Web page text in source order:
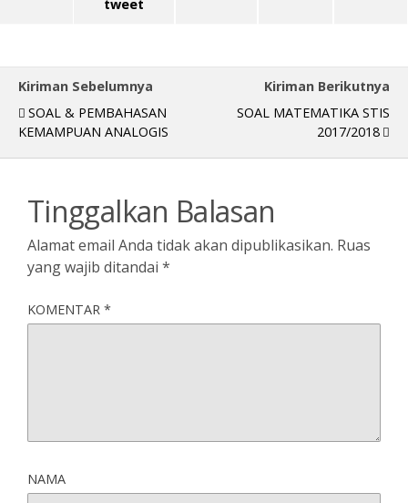
tweet
Kiriman Sebelumnya
SOAL & PEMBAHASAN
KEMAMPUAN ANALOGIS
Kiriman Berikutnya
SOAL MATEMATIKA STIS
2017/2018
Tinggalkan Balasan
Alamat email Anda tidak akan dipublikasikan. Ruas
yang wajib ditandai *
KOMENTAR *
NAMA